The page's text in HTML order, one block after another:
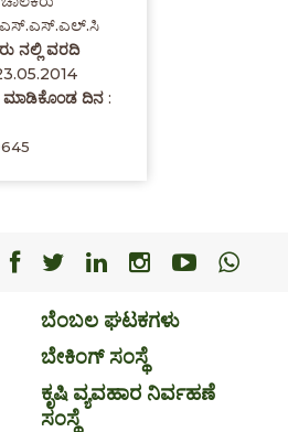
ನಲ್ಲಿ ವರದಿ
ದಿನ :
Facebook
Facebook
Facebook
Facebook
ಬೆಂಬಲ ಘಟಕಗಳು
ಬೇಕಿಂಗ್ ಸಂಸ್ಥೆ
ಕೃಷಿ ವ್ಯವಹಾರ ನಿರ್ವಹಣೆ
ಸಂಸ್ಥೆ